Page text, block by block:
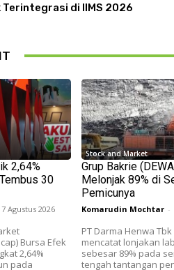
di IIMS 2026
2,64%
30
7 Agustus 2026
Bursa Efek
2,64%
pada
Stock and Market
Grup Bakrie
Melonjak 89% di
Pemicunya
Komarudin Mochtar -
PT Darma Henwa Tbk
mencatat lonjakan
sebesar 89% pada
tengah tantangan